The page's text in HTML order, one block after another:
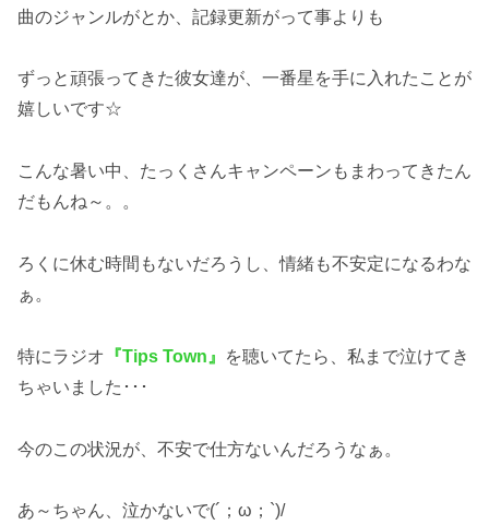
曲のジャンルがとか、記録更新がって事よりも
ずっと頑張ってきた彼女達が、一番星を手に入れたことが
嬉しいです☆
こんな暑い中、たっくさんキャンペーンもまわってきたん
だもんね～。。
ろくに休む時間もないだろうし、情緒も不安定になるわな
ぁ。
特にラジオ 『Tips Town』
を聴いてたら、私まで泣けてき
ちゃいました･･･
今のこの状況が、不安で仕方ないんだろうなぁ。
あ～ちゃん、泣かないで(´；ω；`)/